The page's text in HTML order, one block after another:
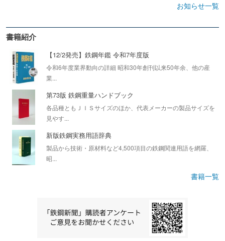
お知らせ一覧
書籍紹介
【12/2発売】鉄鋼年鑑 令和7年度版
令和6年度業界動向の詳細 昭和30年創刊以来50年余、他の産
業...
第73版 鉄鋼重量ハンドブック
各品種ともＪＩＳサイズのほか、代表メーカーの製品サイズを
見やす...
新版鉄鋼実務用語辞典
製品から技術・原材料など4,500項目の鉄鋼関連用語を網羅、
昭...
書籍一覧